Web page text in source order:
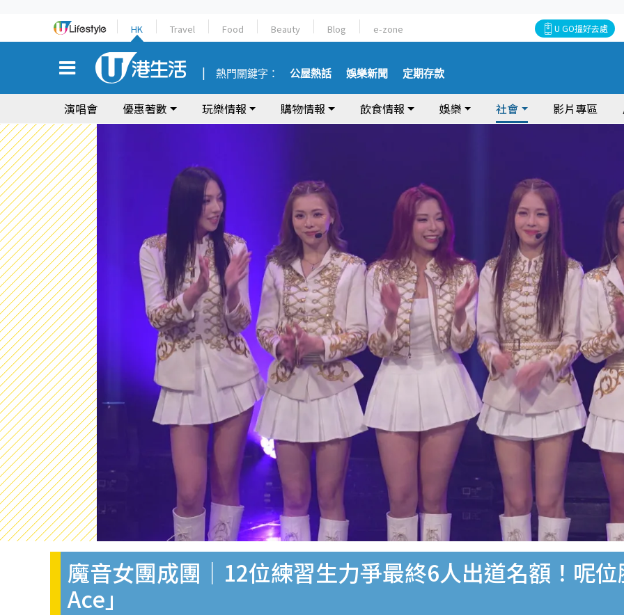
HK Travel Food Beauty Blog e-zone U GO搵好去處
熱門關鍵字： 公屋熱話 娛樂新聞 定期存款
演唱會 優惠著數 玩樂情報 購物情報 飲食情報 娛樂 社會 影片專區
魔音女團成團｜12位練習生力爭最終6人出道名額！呢
Ace」